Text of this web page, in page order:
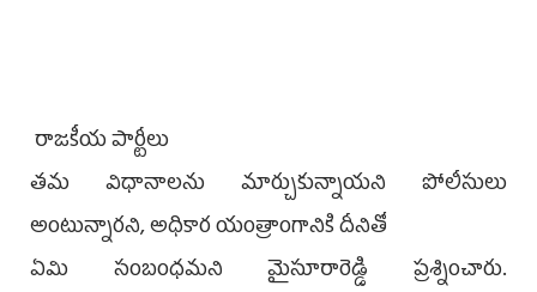
రాజకీయ పార్టీలు
తమ విధానాలను మార్చుకున్నాయని పోలీసులు
అంటున్నారని, అధికార యంత్రాంగానికి దీనితో
ఏమి సంబంధమని మైసూరారెడ్డి ప్రశ్నించారు.